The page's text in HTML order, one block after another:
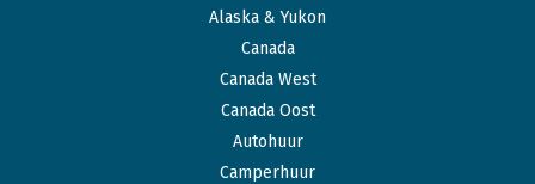
Alaska & Yukon
Canada
Canada West
Canada Oost
Autohuur
Camperhuur